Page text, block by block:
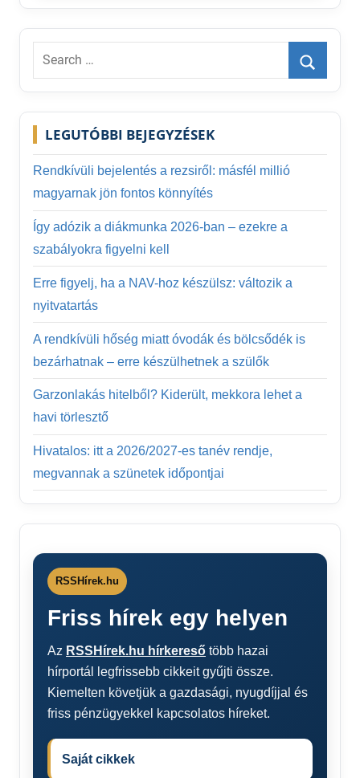
Search
Search
LEGUTÓBBI BEJEGYZÉSEK
Rendkívüli bejelentés a rezsiről: másfél millió
magyarnak jön fontos könnyítés
Így adózik a diákmunka 2026-ban – ezekre a
szabályokra figyelni kell
Erre figyelj, ha a NAV-hoz készülsz: változik a
nyitvatartás
A rendkívüli hőség miatt óvodák és bölcsődék is
bezárhatnak – erre készülhetnek a szülők
Garzonlakás hitelből? Kiderült, mekkora lehet a
havi törlesztő
Hivatalos: itt a 2026/2027-es tanév rendje,
megvannak a szünetek időpontjai
RSSHírek.hu
Friss hírek egy helyen
Az RSSHírek.hu hírkereső több hazai
hírportál legfrissebb cikkeit gyűjti össze.
Kiemelten követjük a gazdasági, nyugdíjjal és
friss pénzügyekkel kapcsolatos híreket.
Saját cikkek